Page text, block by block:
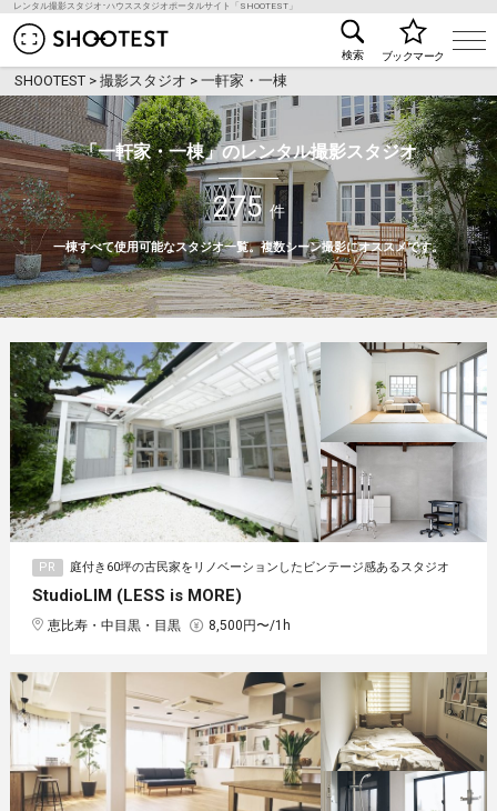
レンタル撮影スタジオ･ハウススタジオポータルサイト「SHOOTEST」
レンタル撮影スタジオ･ハウススタジオ検索の
検索 ブックマーク
SHOOTEST >撮影スタジオ >一軒家・一棟
「一軒家・一棟」のレンタル撮影スタジオ
275 件
一棟すべて使用可能なスタジオ一覧。複数シーン撮影にオススメです。
PR 庭付き60坪の古民家をリノベーションしたビンテージ感あるスタジオ
StudioLIM (LESS is MORE)
恵比寿・中目黒・目黒 8,500円〜/1h